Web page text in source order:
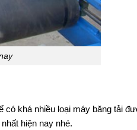
có khá nhiều loại máy băng tải
hiện nay nhé.